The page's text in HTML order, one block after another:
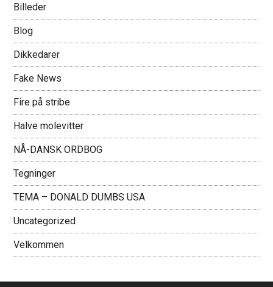
Billeder
Blog
Dikkedarer
Fake News
Fire på stribe
Halve molevitter
NÅ-DANSK ORDBOG
Tegninger
TEMA – DONALD DUMBS USA
Uncategorized
Velkommen